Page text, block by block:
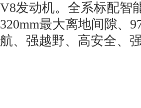
V8发动机。全系标配智
320mm最大离地间隙、
航、强越野、高安全、